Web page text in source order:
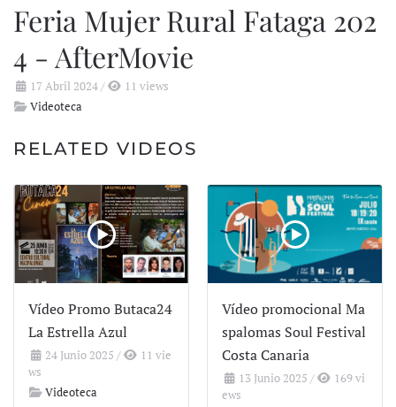
Feria Mujer Rural Fataga 202
4 - AfterMovie
17 Abril 2024/
11 views
Videoteca
RELATED VIDEOS
Vídeo Promo Butaca24
La Estrella Azul
24 Junio 2025 /
11 vie
ws
Videoteca
Vídeo promocional Ma
spalomas Soul Festival
Costa Canaria
13 Junio 2025 /
169 vi
ews